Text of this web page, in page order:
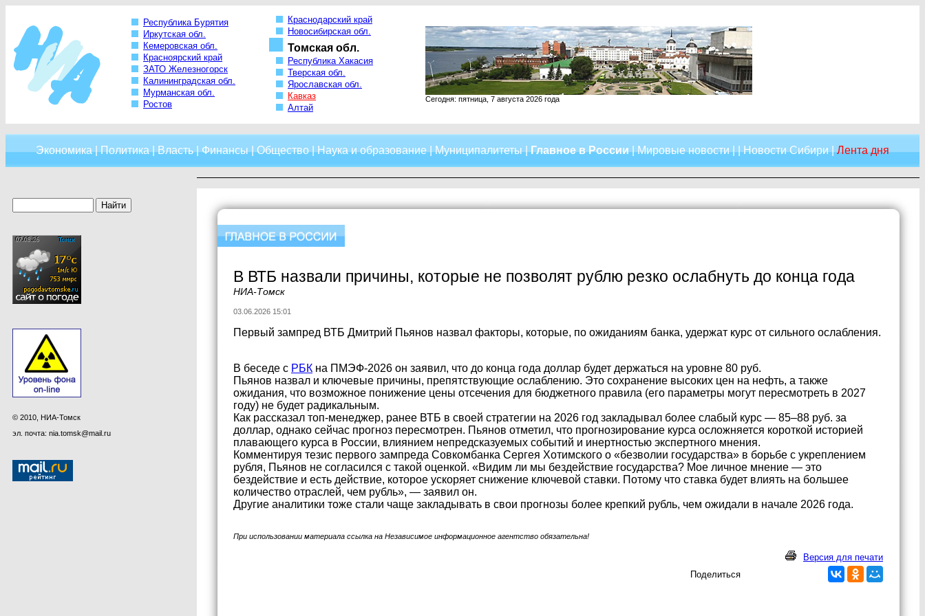
Республика Бурятия
Иркутская обл.
Кемеровская обл.
Красноярский край
ЗАТО Железногорск
Калининградская обл.
Мурманская обл.
Ростов
Краснодарский край
Новосибирская обл.
Томская обл.
Республика Хакасия
Тверская обл.
Ярославская обл.
Кавказ
Алтай
Сегодня: пятница, 7 августа 2026 года
Экономика|Политика|Власть|Финансы|Общество|Наука и образование|Муниципалитеты|Главное в России|Мировые новости| |Новости Сибири|Лента дня
© 2010, НИА-Томск
эл. почта: nia.tomsk@mail.ru
В ВТБ назвали причины, которые не позволят рублю резко ослабнуть до конца года
НИА-Томск
03.06.2026 15:01
Первый зампред ВТБ Дмитрий Пьянов назвал факторы, которые, по ожиданиям банка, удержат курс от сильного ослабления.
В беседе с РБК на ПМЭФ-2026 он заявил, что до конца года доллар будет держаться на уровне 80 руб.
Пьянов назвал и ключевые причины, препятствующие ослаблению. Это сохранение высоких цен на нефть, а также
ожидания, что возможное понижение цены отсечения для бюджетного правила (его параметры могут пересмотреть в 2027
году) не будет радикальным.
Как рассказал топ-менеджер, ранее ВТБ в своей стратегии на 2026 год закладывал более слабый курс — 85–88 руб. за
доллар, однако сейчас прогноз пересмотрен. Пьянов отметил, что прогнозирование курса осложняется короткой историей
плавающего курса в России, влиянием непредсказуемых событий и инертностью экспертного мнения.
Комментируя тезис первого зампреда Совкомбанка Сергея Хотимского о «безволии государства» в борьбе с укреплением
рубля, Пьянов не согласился с такой оценкой. «Видим ли мы бездействие государства? Мое личное мнение — это
бездействие и есть действие, которое ускоряет снижение ключевой ставки. Потому что ставка будет влиять на большее
количество отраслей, чем рубль», — заявил он.
Другие аналитики тоже стали чаще закладывать в свои прогнозы более крепкий рубль, чем ожидали в начале 2026 года.
При использовании материала ссылка на Независимое информационное агентство обязательна!
Версия для печати
Поделиться